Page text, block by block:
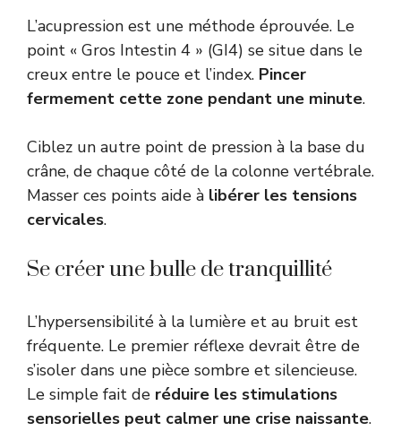
L’acupression est une méthode éprouvée. Le
point « Gros Intestin 4 » (GI4) se situe dans le
creux entre le pouce et l’index. Pincer
fermement cette zone pendant une minute.
Ciblez un autre point de pression à la base du
crâne, de chaque côté de la colonne vertébrale.
Masser ces points aide à libérer les tensions
cervicales.
Se créer une bulle de tranquillité
L’hypersensibilité à la lumière et au bruit est
fréquente. Le premier réflexe devrait être de
s’isoler dans une pièce sombre et silencieuse.
Le simple fait de réduire les stimulations
sensorielles peut calmer une crise naissante.